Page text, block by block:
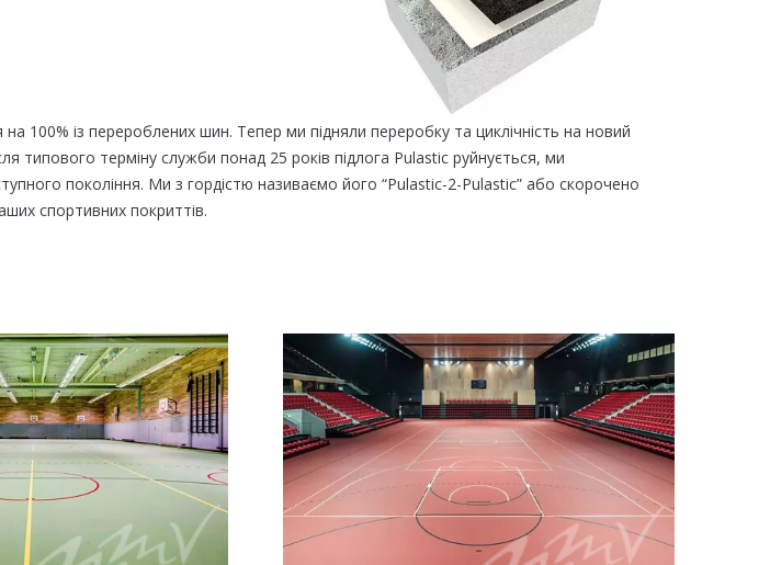
100% із перероблених шин. Тепер ми підняли переробку та циклічність на новий
типового терміну служби понад 25 років підлога Pulastic руйнується, ми
покоління. Ми з гордістю називаємо його “Pulastic-2-Pulastic” або скорочено
спортивних покриттів.